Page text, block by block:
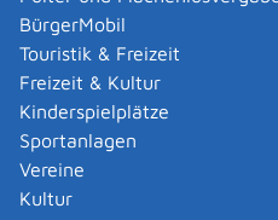
BürgerMobil
Touristik & Freizeit
Freizeit & Kultur
Kinderspielplätze
Sportanlagen
Vereine
Kultur
Berufsausbildung –
Berufsbezeichnung
Altersrente - Rente bei
Ruhestand beantragen
Altersrente für
beantragen
Altersrente für
beantragen